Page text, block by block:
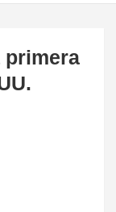
primera